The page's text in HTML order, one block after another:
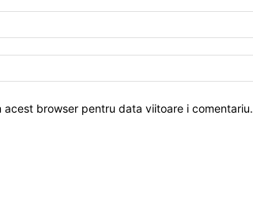
browser pentru data viitoare i comentariu.